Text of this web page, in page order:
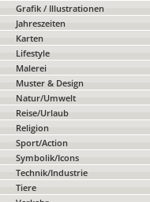
Grafik / Illustrationen
Jahreszeiten
Karten
Lifestyle
Malerei
Muster & Design
Natur/Umwelt
Reise/Urlaub
Religion
Sport/Action
Symbolik/Icons
Technik/Industrie
Tiere